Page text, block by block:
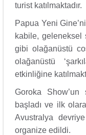
turist katılmaktadır.
Papua Yeni
kabile, geleneksel
gibi olağanüstü
olağanüstü
etkinliğine
Goroka Show’un
başladı ve ilk
Avustralya devriye
organize edildi.